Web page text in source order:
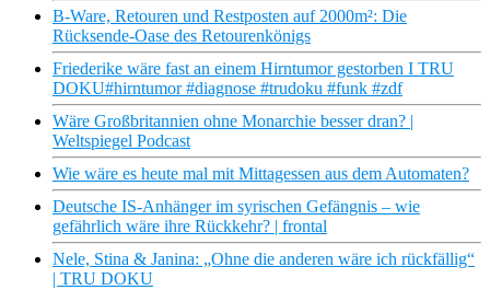
B-Ware, Retouren und Restposten auf 2000m²: Die
Rücksende-Oase des Retourenkönigs
Friederike wäre fast an einem Hirntumor gestorben I TRU
DOKU#hirntumor #diagnose #trudoku #funk #zdf
Wäre Großbritannien ohne Monarchie besser dran? |
Weltspiegel Podcast
Wie wäre es heute mal mit Mittagessen aus dem Automaten?
Deutsche IS-Anhänger im syrischen Gefängnis – wie
gefährlich wäre ihre Rückkehr? | frontal
Nele, Stina & Janina: „Ohne die anderen wäre ich rückfällig“
| TRU DOKU